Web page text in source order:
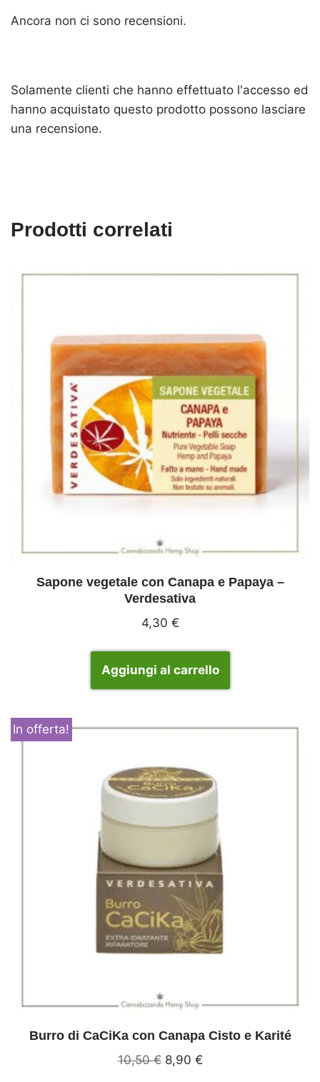
Ancora non ci sono recensioni.
Solamente clienti che hanno effettuato l'accesso ed
hanno acquistato questo prodotto possono lasciare
una recensione.
Prodotti correlati
Sapone vegetale con Canapa e Papaya –
Verdesativa
4,30 €
Aggiungi al carrello
In offerta!
Burro di CaCiKa con Canapa Cisto e Karité
10,50€ 8,90 €